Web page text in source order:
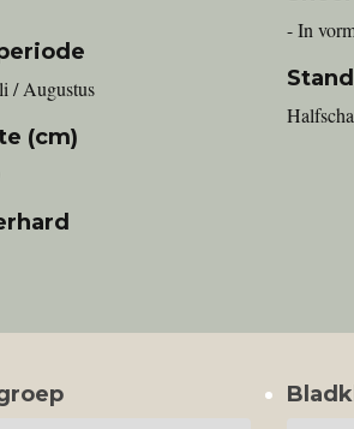
/ Augustus
(cm)
- In